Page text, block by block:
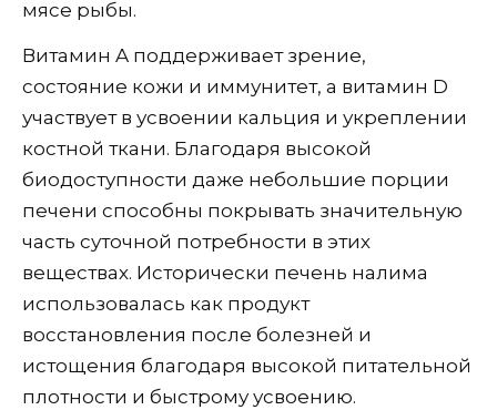
мясе рыбы.
Витамин A поддерживает зрение,
состояние кожи и иммунитет, а витамин D
участвует в усвоении кальция и укреплении
костной ткани. Благодаря высокой
биодоступности даже небольшие порции
печени способны покрывать значительную
часть суточной потребности в этих
веществах. Исторически печень налима
использовалась как продукт
восстановления после болезней и
истощения благодаря высокой питательной
плотности и быстрому усвоению.